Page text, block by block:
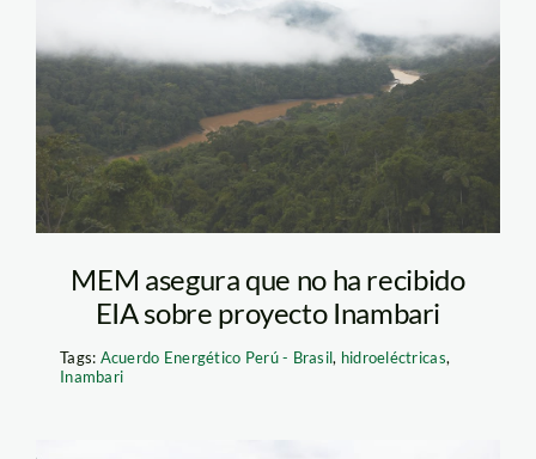
MEM asegura que no ha recibido
EIA sobre proyecto Inambari
Tags: Acuerdo Energético Perú - Brasil, hidroeléctricas,
Inambari